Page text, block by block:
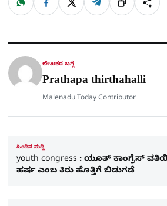
ಹಂಚಿಕೊಳ್ಳಿ
W
a
t
p
F
c
e
k
X T
l
e
m
ಲಿಂ
ಕ್
S
h
a
ಲೇಖಕರ ಬಗ್ಗೆ
Prathapa thirthahalli
Malenadu Today Contributor
ಹಿಂದಿನ ಸುದ್ದಿ
youth congress : ಯೂತ್​ ಕಾಂಗ್ರೆಸ್​
ಹರ್ಷ ಎಂಬ ಕಿರು ಹೊತ್ತಿಗೆ ಬಿಡುಗಡೆ